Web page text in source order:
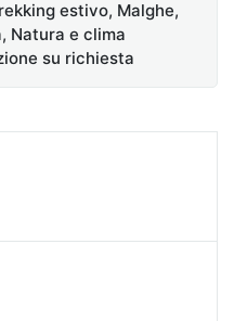
estivo, Malghe,
Natura e clima
su richiesta